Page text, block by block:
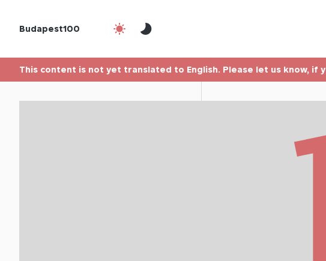
Budapest100
This content is not yet translated to English. Please let us know,